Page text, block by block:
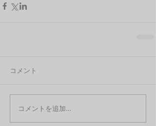
コメント
コメントを追加…